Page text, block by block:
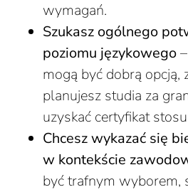
wymagań.
Szukasz ogólnego
poziomu językowego
mogą być dobrą opcją,
planujesz studia za
uzyskać certyfikat
Chcesz wykazać się
w kontekście
być trafnym wyborem,